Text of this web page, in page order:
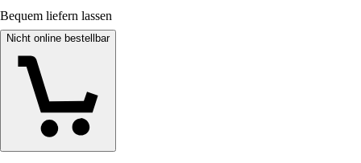
Bequem liefern lassen
Nicht online bestellbar